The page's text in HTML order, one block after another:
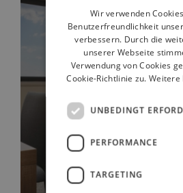
Wir verwenden
Benutzerfreundlichkeit
verbessern. Durch die
unserer Webseite
Verwendung von Cookies
Cookie-Richtlinie zu. Weitere
UNBEDINGT
PERFORMANCE
TARGETING